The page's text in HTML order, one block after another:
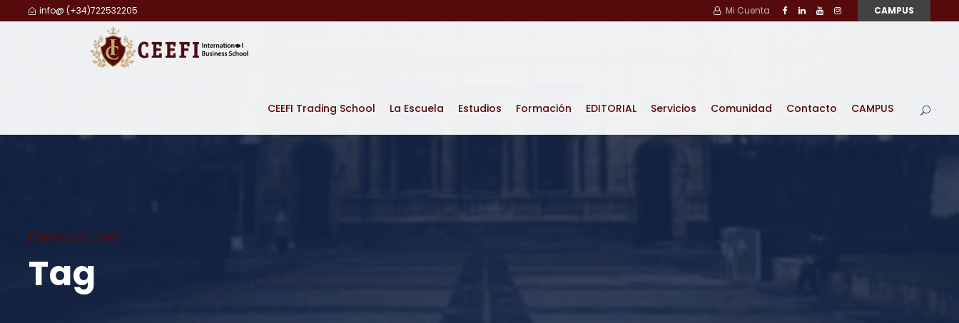
info@ (+34)722532205 Mi Cuenta CAMPUS
CEEFI Trading School La Escuela Estudios Formación EDITORIAL Servicios Comunidad Contacto CAMPUS
forexcourse
Tag